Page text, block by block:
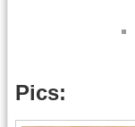
Pics: